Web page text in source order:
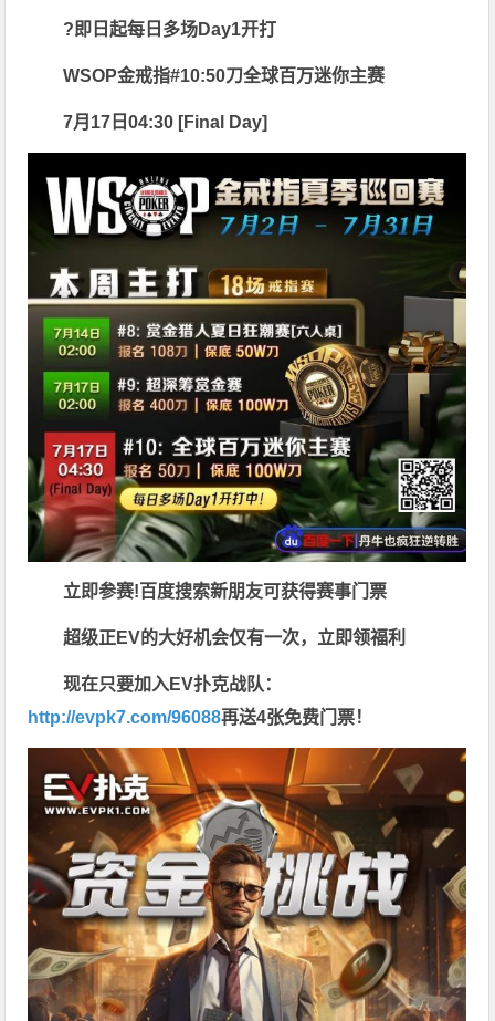
?即日起每日多场Day1开打
WSOP金戒指#10:50刀全球百万迷你主赛
7月17日04:30 [Final Day]
立即参赛!百度搜索新朋友可获得赛事门票
超级正EV的大好机会仅有一次，立即领福利
现在只要加入EV扑克战队：
http://evpk7.com/96088再送4张免费门票！